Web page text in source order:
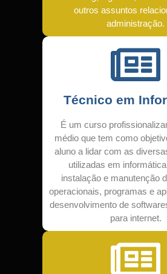
outros assuntos
administração.
Técnico em
É um curso
médio que tem como
aluno a lidar com as
utilizadas em
instalação e manutenção
operacionais, programas e
desenvolvimento de
para internet.